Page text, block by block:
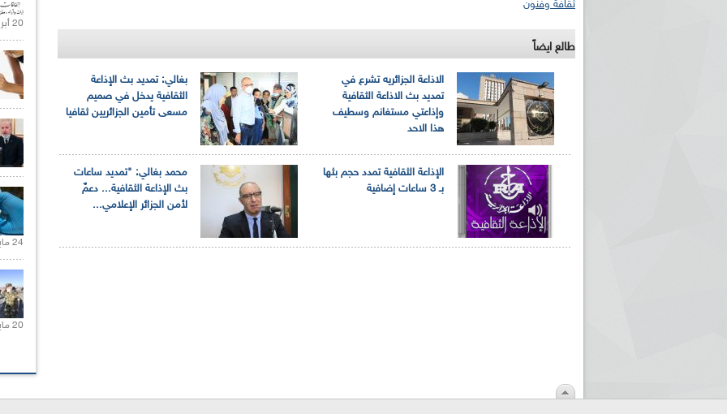
ثقافة وفنون
طالع ايضاً
بغالي: تمديد بث الإذاعة
الثقافية يدخل في صميم
مسعى تأمين الجزائريين ثقافيا
الاذاعة الجزائريه تشرع في
تمديد بث الاذاعة الثقافية
وإذاعتي مستغانم وسطيف
هذا الاحد
محمد بغالي: "تمديد ساعات
بث الإذاعة الثقافية... دعمٌ
لأمن الجزائر الإعلامي...
الإذاعة الثقافية تمدد حجم بثها
بـ 3 ساعات إضافية
20 أبريل 2021 |
24 مايو 2021 |
20 مايو 2021 |